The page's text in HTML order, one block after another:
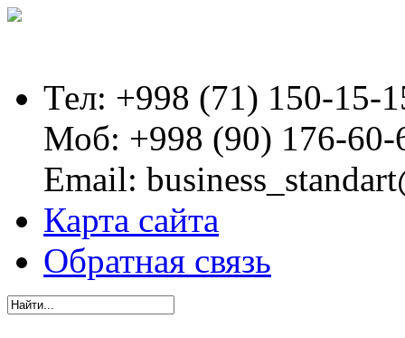
Тел: +998 (71) 150-15-
Моб: +998 (90) 176-60-
Email:
Карта сайта
Обратная связь